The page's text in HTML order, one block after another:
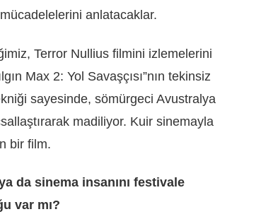
anlatacaklar.
Terror Nullius filmini izlemelerini
Max 2: Yol Savaşçısı”nın tekinsiz
sayesinde, sömürgeci Avustralya
madiliyor. Kuir sinemayla
bir film.
da sinema insanını festivale
var mı?